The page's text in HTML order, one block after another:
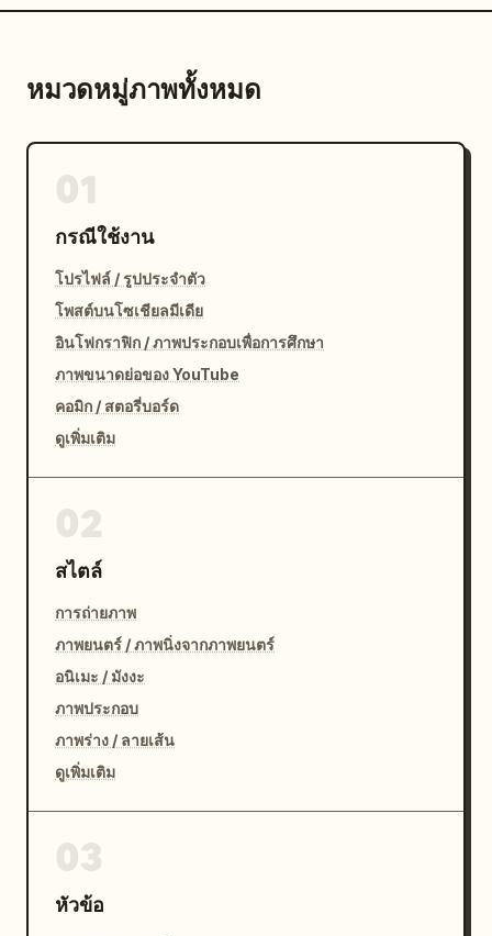
หมวดหมู่ภาพทั้งหมด
กรณีใช้งาน
โปรไฟล์ / รูปประจำตัว
โพสต์บนโซเชียลมีเดีย
อินโฟกราฟิก / ภาพประกอบเพื่อการศึกษา
ภาพขนาดย่อของ YouTube
คอมิก / สตอรี่บอร์ด
ดูเพิ่มเติม
สไตล์
การถ่ายภาพ
ภาพยนตร์ / ภาพนิ่งจากภาพยนตร์
อนิเมะ / มังงะ
ภาพประกอบ
ภาพร่าง / ลายเส้น
ดูเพิ่มเติม
หัวข้อ